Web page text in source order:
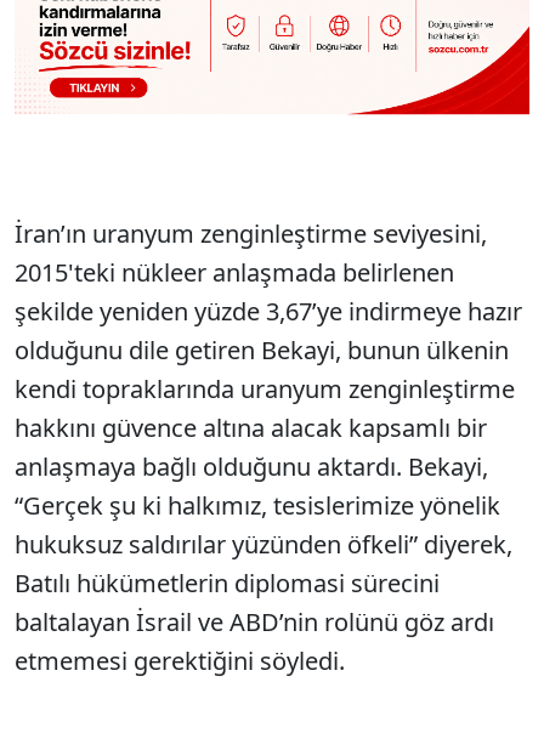
İran’ın uranyum zenginleştirme seviyesini,
2015'teki nükleer anlaşmada belirlenen
şekilde yeniden yüzde 3,67’ye indirmeye hazır
olduğunu dile getiren Bekayi, bunun ülkenin
kendi topraklarında uranyum zenginleştirme
hakkını güvence altına alacak kapsamlı bir
anlaşmaya bağlı olduğunu aktardı. Bekayi,
“Gerçek şu ki halkımız, tesislerimize yönelik
hukuksuz saldırılar yüzünden öfkeli” diyerek,
Batılı hükümetlerin diplomasi sürecini
baltalayan İsrail ve ABD’nin rolünü göz ardı
etmemesi gerektiğini söyledi.